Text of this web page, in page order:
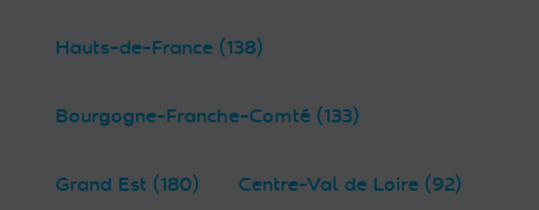
Hauts-de-France (138)
Bourgogne-Franche-Comté (133)
Grand Est (180) Centre-Val de Loire (92)